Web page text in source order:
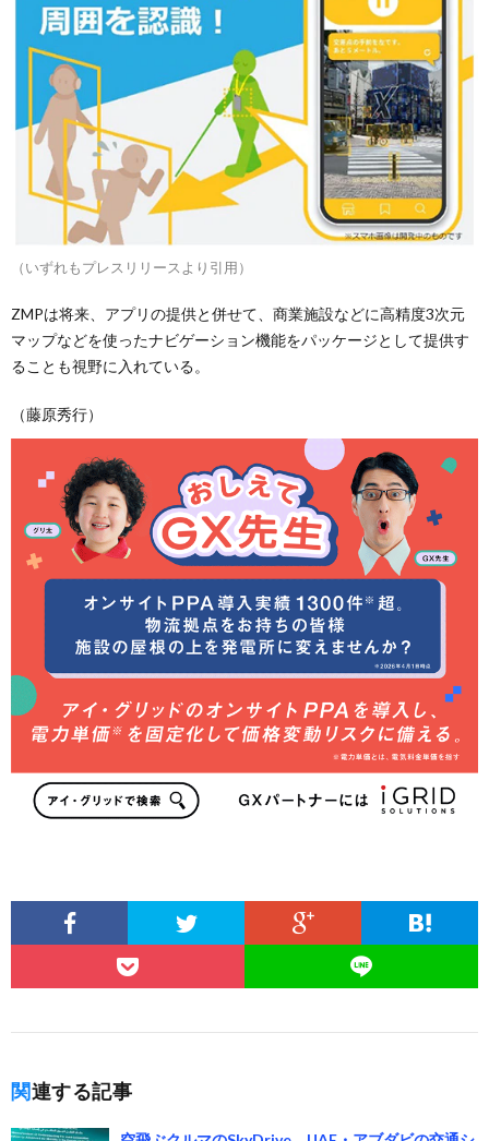
（いずれもプレスリリースより引用）
ZMPは将来、アプリの提供と併せて、商業施設などに高精度3次元
マップなどを使ったナビゲーション機能をパッケージとして提供す
ることも視野に入れている。
（藤原秀行）
関連する記事